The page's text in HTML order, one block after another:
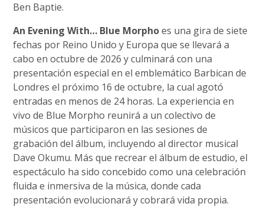
Ben Baptie.
An Evening With… Blue Morphoes una gira de siete
fechas por Reino Unido y Europa que se llevará a
cabo en octubre de 2026 y culminará con una
presentación especial en el emblemático Barbican de
Londres el próximo 16 de octubre, la cual agotó
entradas en menos de 24 horas. La experiencia en
vivo de Blue Morpho reunirá a un colectivo de
músicos que participaron en las sesiones de
grabación del álbum, incluyendo al director musical
Dave Okumu. Más que recrear el álbum de estudio, el
espectáculo ha sido concebido como una celebración
fluida e inmersiva de la música, donde cada
presentación evolucionará y cobrará vida propia.